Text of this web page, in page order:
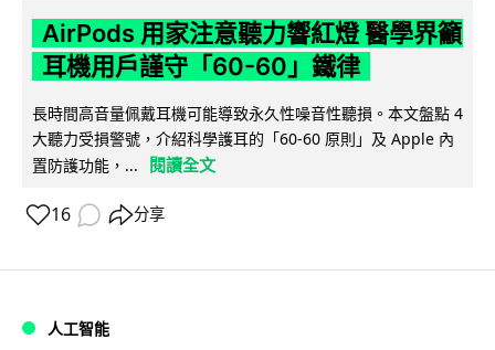
AirPods 用家注意聽力響紅燈 醫學界籲
耳機用戶謹守「60-60」鐵律
長時間高音量佩戴耳機可能導致永久性噪音性聽損。本文盤點 4
大聽力受損警號，介紹科學護耳的「60-60 原則」及 Apple 內
置防護功能，...
閱讀全文
16 分享
人工智能